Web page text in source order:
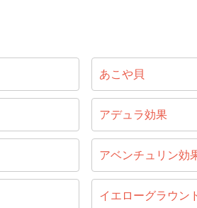
あこや貝
アデュラ効果
アベンチュリン効
イエローグラウン